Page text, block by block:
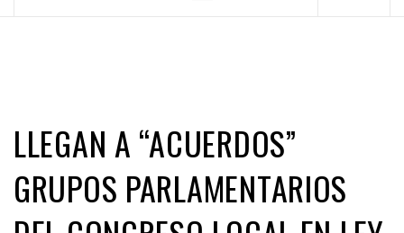
LLEGAN A “ACUERDOS”
GRUPOS PARLAMENTARIOS